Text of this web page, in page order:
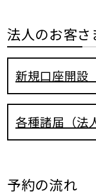
法人のお客さ
新規口座開設
各種諸届（法
予約の流れ